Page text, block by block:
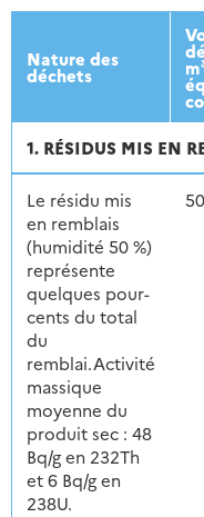
2013
Nature des
déchets
1. RÉSIDUS MIS EN
Le résidu mis
en remblais
(humidité 50 %)
représente
quelques pour-
cents du total
du
remblai.Activité
massique
moyenne du
produit sec : 48
Bq/g en 232Th
et 6 Bq/g en
238U.